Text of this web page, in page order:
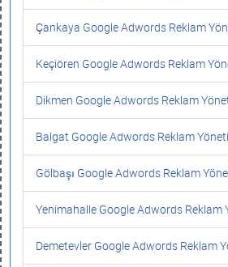
Çankaya Google Adwords Reklam
Keçiören Google Adwords Reklam
Dikmen Google Adwords Reklam
Balgat Google Adwords Reklam
Gölbaşı Google Adwords Reklam
Yenimahalle Google Adwords Reklam
Demetevler Google Adwords Reklam